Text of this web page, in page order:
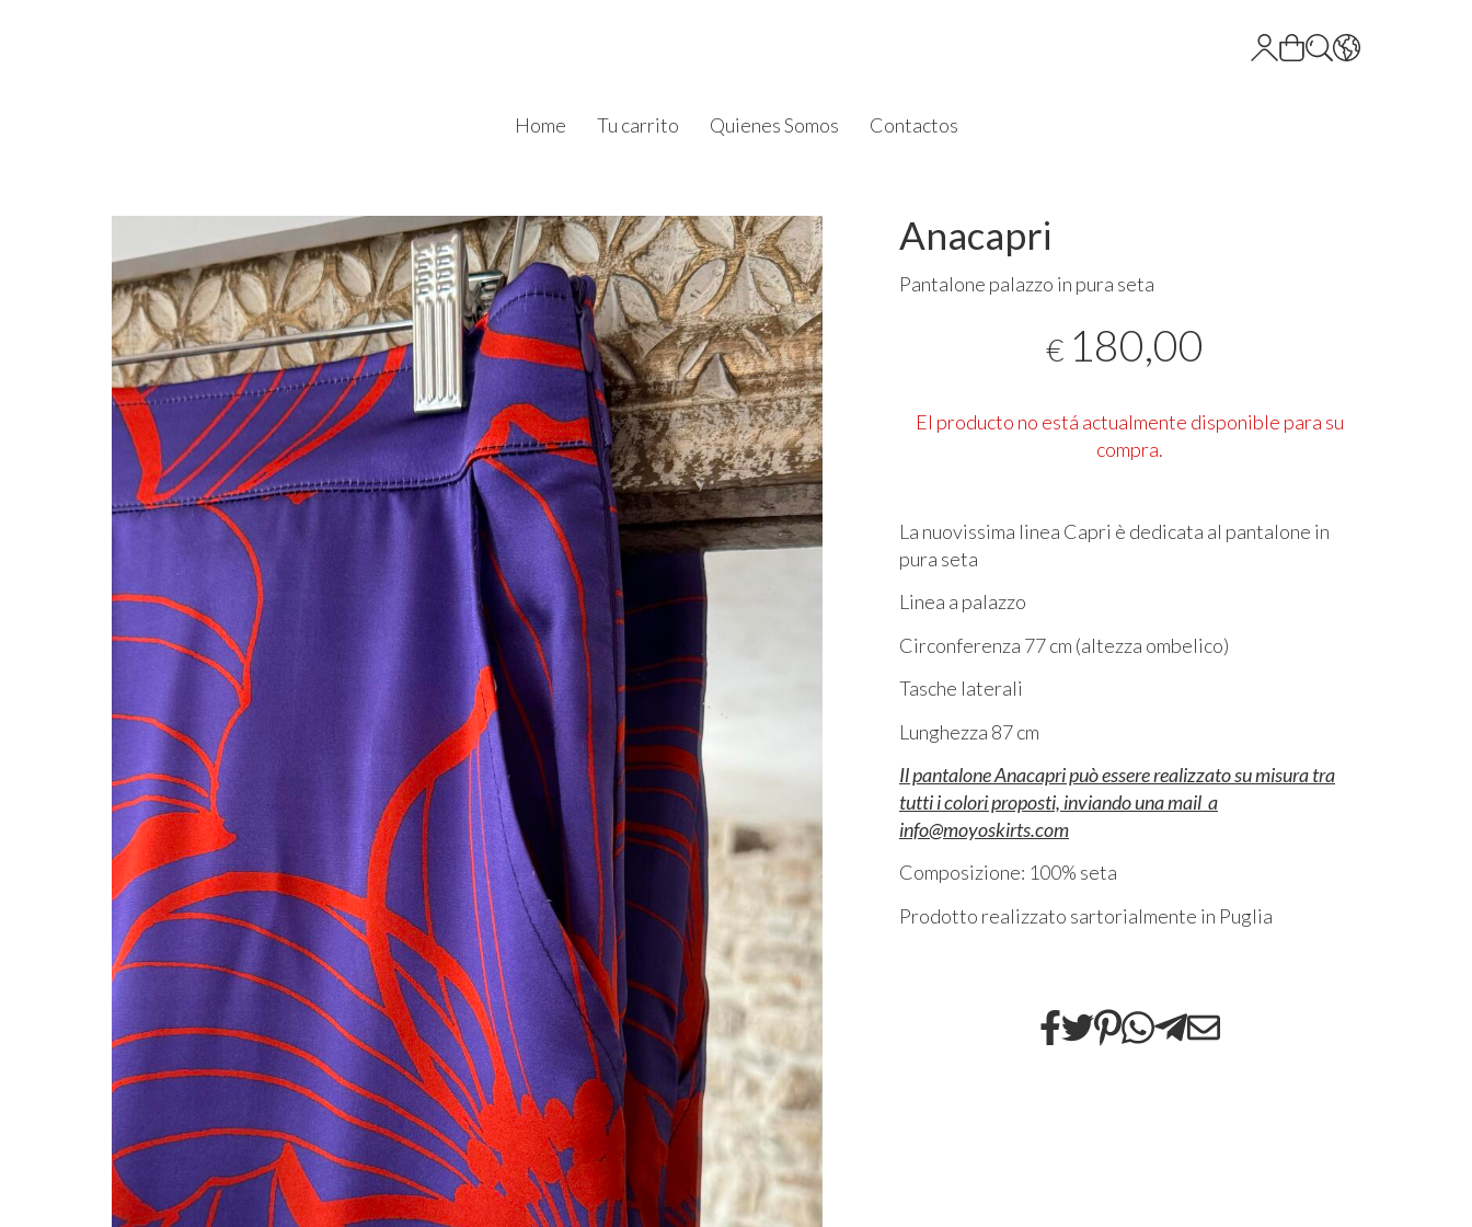
Home Tu carrito Quienes Somos Contactos
Anacapri
Pantalone palazzo in pura seta
€ 180,00
El producto no está actualmente disponible para su
compra.
La nuovissima linea Capri è dedicata al pantalone in
pura seta
Linea a palazzo
Circonferenza 77 cm (altezza ombelico)
Tasche laterali
Lunghezza 87 cm
Il pantalone Anacapri può essere realizzato su misura tra
tutti i colori proposti, inviando una mail a
info@moyoskirts.com
Composizione: 100% seta
Prodotto realizzato sartorialmente in Puglia